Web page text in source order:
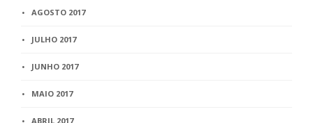
AGOSTO 2017
JULHO 2017
JUNHO 2017
MAIO 2017
ABRIL 2017